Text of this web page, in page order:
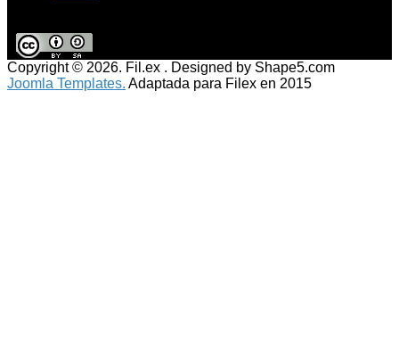
Copyright © 2026. Fil.ex . Designed by Shape5.com
Joomla Templates. Adaptada para Filex en 2015